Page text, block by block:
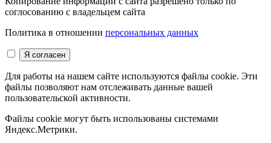
соглосованию с владельцем сайта
Политика в отношении персональных данных
Для работы на нашем сайте используются файлы cookie. Эти
файлы позволяют нам отслеживать данные вашей
пользовательской активности.
Файлы cookie могут быть использованы системами
Яндекс.Метрики.